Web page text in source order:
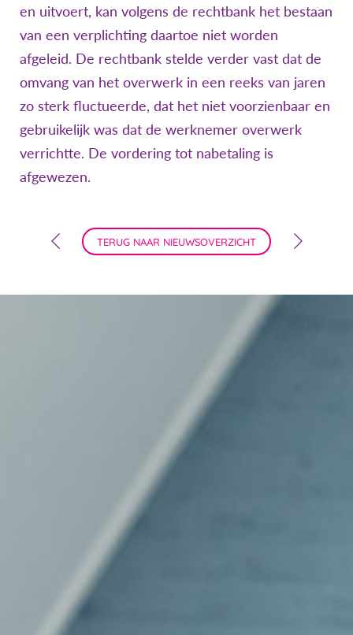
en uitvoert, kan volgens de rechtbank het bestaan
van een verplichting daartoe niet worden
afgeleid. De rechtbank stelde verder vast dat de
omvang van het overwerk in een reeks van jaren
zo sterk fluctueerde, dat het niet voorzienbaar en
gebruikelijk was dat de werknemer overwerk
verrichtte. De vordering tot nabetaling is
afgewezen.
TERUG NAAR NIEUWSOVERZICHT